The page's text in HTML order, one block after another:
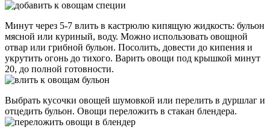
Минут через 5-7 влить в кастрюлю кипящую жидкость: бульон
мясной или куриный, воду. Можно использовать овощной
отвар или грибной бульон. Посолить, довести до кипения и
укрутить огонь до тихого. Варить овощи под крышкой минут
20, до полной готовности.
Выбрать кусочки овощей шумовкой или перелить в дуршлаг и
отцедить бульон. Овощи переложить в стакан блендера.